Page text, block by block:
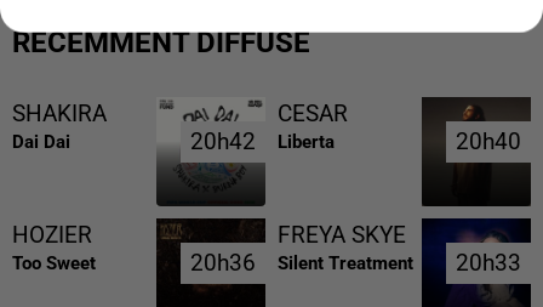
RÉCEMMENT DIFFUSÉ
SHAKIRA
Dai Dai 20h42
20h42
CESAR
Liberta 20h40
20h40
HOZIER
Too Sweet 20h36
20h36
FREYA SKYE
Silent Treatment 20h33
20h33